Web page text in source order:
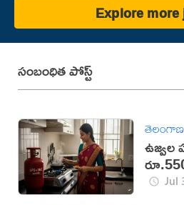
Explore
సంబంధిత పోస్ట్
తెలంగాణ
ఉజ్వల
Jul